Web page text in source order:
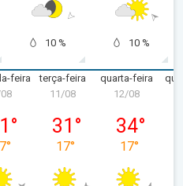
10 % 10 %
feira
segunda-feira, 10/08
°
°
terça-feira
terça-feira, 11/08
11/08
31 °
17°
quarta-feira
12/08
34°
17°